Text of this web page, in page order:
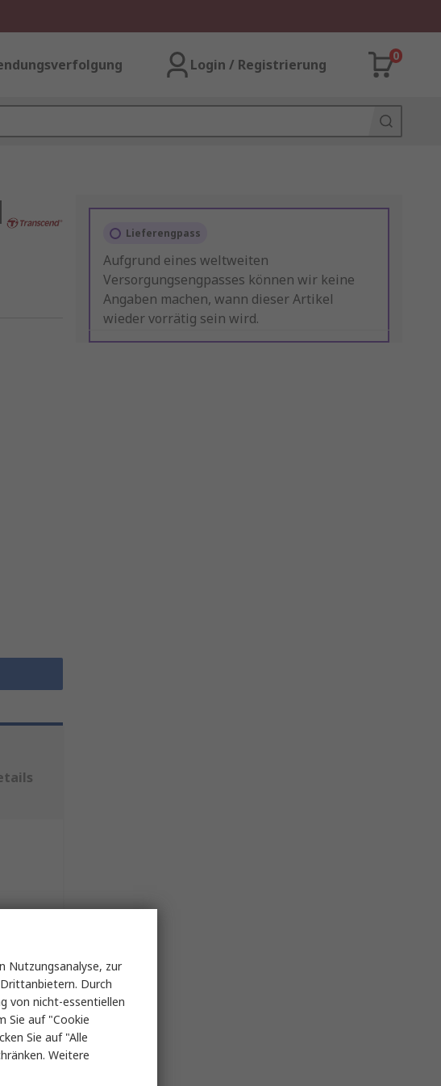
Login / Registrierung
0
Lieferengpass
Aufgrund eines weltweiten
Versorgungsengpasses können wir keine
Angaben machen, wann dieser Artikel
wieder vorrätig sein wird.
Nutzungsanalyse, zur
Durch
von nicht-essentiellen
Sie auf "Cookie
Sie auf "Alle
Weitere